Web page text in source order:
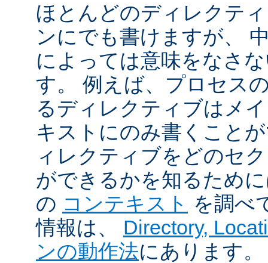
ほとんどのディレクテ
ンにでも書けますが、
によっては意味をなさ
す。 例えば、プロセス
るディレクティブはメ
キストにのみ書くこと
ィレクティブをどのセ
ができるかを知るため
の コンテキスト を調べ
情報は、 Directory,
ンの動作法にあります。